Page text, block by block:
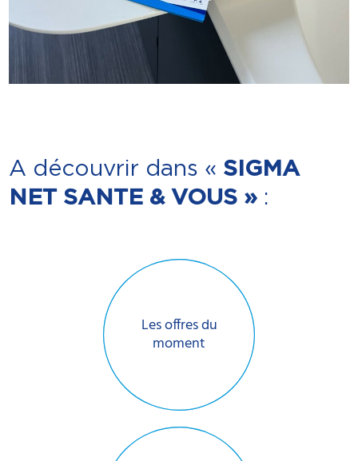
A découvrir dans « SIGMA
NET SANTE & VOUS » :
Les offres du
moment